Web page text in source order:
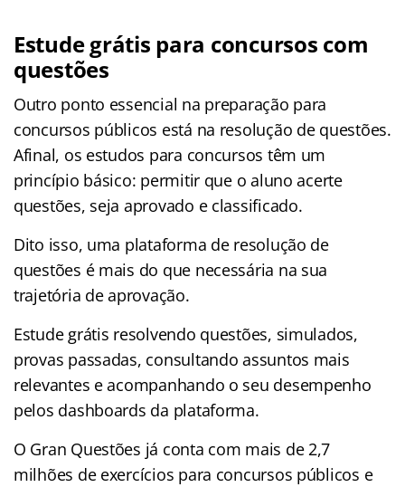
Estude grátis para concursos com
questões
Outro ponto essencial na preparação para
concursos públicos está na resolução de questões.
Afinal, os estudos para concursos têm um
princípio básico: permitir que o aluno acerte
questões, seja aprovado e classificado.
Dito isso, uma plataforma de resolução de
questões é mais do que necessária na sua
trajetória de aprovação.
Estude grátis resolvendo questões, simulados,
provas passadas, consultando assuntos mais
relevantes e acompanhando o seu desempenho
pelos dashboards da plataforma.
O Gran Questões já conta com mais de 2,7
milhões de exercícios para concursos públicos e